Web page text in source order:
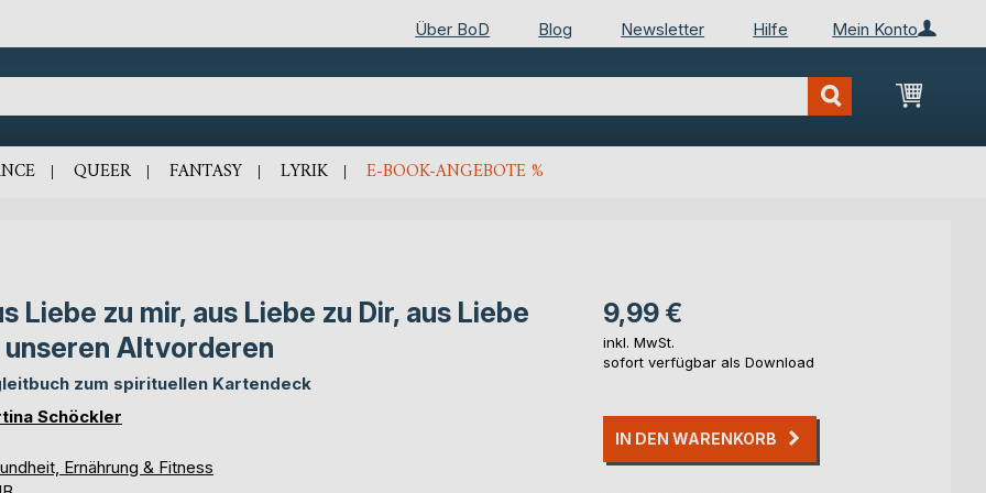
Mein Konto
Über BoD Blog Newsletter Hilfe
Mein
QUEER FANTASY LYRIK E-BOOK-ANGEBOTE %
Liebe zu mir, aus Liebe zu Dir, aus Liebe
unseren Altvorderen
zum spirituellen Kartendeck
Schöckler
Ernährung & Fitness
9,99 €
inkl. MwSt.
sofort verfügbar als Download
IN DEN WARENKORB